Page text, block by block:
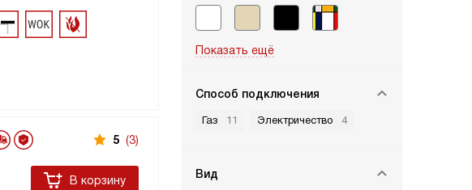
Показать ещё
Способ подключения
Газ 11 Электричество 4
Вид
5 (3)
В корзину